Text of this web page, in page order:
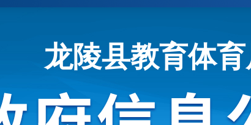
龙陵县教育体